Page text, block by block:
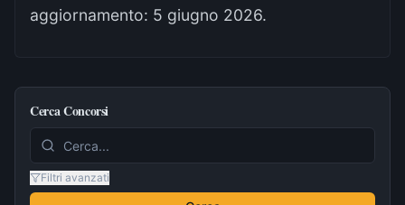
aggiornamento: 5 giugno 2026.
Cerca Concorsi
Filtri avanzati